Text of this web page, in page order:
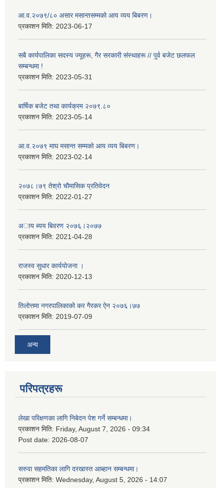
आ.व.२०७९/८० असार मसान्तसम्मको आय व्यय बिबरण।
प्रकाशन मिति: 2023-06-17
सबै कार्यपालिका सदस्य ज्यूहरू, गैर सरकारी संस्थाहरू // पुर्व बजेट छलफल
सम्बन्धमा !
प्रकाशन मिति: 2023-05-31
बार्षिक बजेट तथा कार्यक्रम २०७९.८०
प्रकाशन मिति: 2023-05-14
आ.व.२०७९ माघ मसान्त सम्मको आय व्यय बिबरण।
प्रकाशन मिति: 2023-02-14
२०७८।७९ तेश्राे चाैमासिक प्रतिवेदन
प्रकाशन मिति: 2022-01-27
अाय ब्यय बिवरण २०७६।२०७७
प्रकाशन मिति: 2021-04-28
राजस्व सुधार कार्ययाेजना ।
प्रकाशन मिति: 2020-12-13
तिलोत्तमा नगरपालिकाको कर गैरकर ऐन २०७६।७७
प्रकाशन मिति: 2019-07-09
अन्य
परिपत्रहरू
लेखा परिक्षणका लागि निबेदन पेश गर्ने सम्बन्धमा।
प्रकाशन मिति: Friday, August 7, 2026 - 09:34
Post date: 2026-08-07
सरुवा सहमतिका लागि दरखास्त आब्हान सम्बन्धमा।
प्रकाशन मिति: Wednesday, August 5, 2026 - 14:07